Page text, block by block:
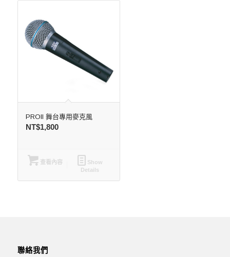
PROII 舞台專用麥克風
NT$1,800
查看內容
Show
Details
聯絡我們